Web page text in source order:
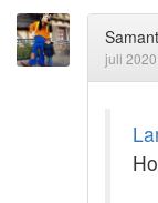
juli 2020